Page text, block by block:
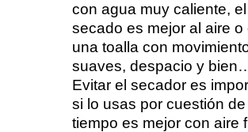
con agua muy caliente, el
secado es mejor al aire o
una toalla con
suaves, despacio y
Evitar el secador es
si lo usas por cuestión de
tiempo es mejor con aire